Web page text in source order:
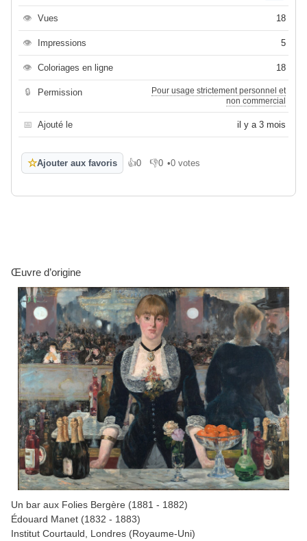
👁 Vues 18
👁 Impressions 5
👁 Coloriages en ligne 18
🔒 Permission
Pour usage strictement personnel et
non commercial
📅 Ajouté le il y a 3 mois
☆Ajouter aux favoris 👍0
J'aime 👎0
Je n'aime pas
•0 votes
Œuvre d’origine
Un bar aux Folies Bergère (1881 - 1882)
Édouard Manet (1832 - 1883)
Institut Courtauld, Londres (Royaume-Uni)